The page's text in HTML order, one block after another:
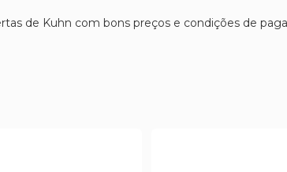
de Kuhn com bons preços e condições de